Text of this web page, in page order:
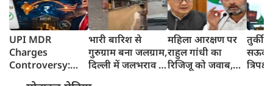
UPI MDR
Charges
Controversy:
भारी बारिश से
गुरुग्राम बना जलग्राम,
दिल्ली में जलभराव से
महिला आरक्षण पर
राहुल गांधी का
रिजिजू को जवाब,
तुर्की,
सऊदी